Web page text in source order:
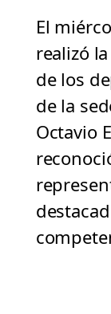
El
realizó
de los
de la
Octavio